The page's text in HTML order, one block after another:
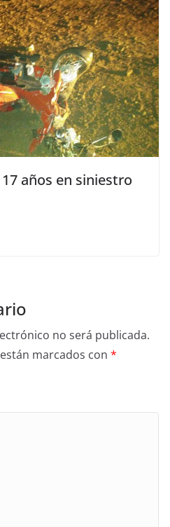
años en siniestro
no será publicada.
marcados con *